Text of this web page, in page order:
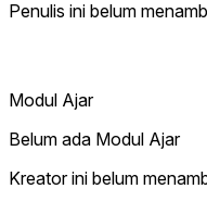
Penulis ini belum
Modul Ajar
Belum ada Modul Ajar
Kreator ini belum